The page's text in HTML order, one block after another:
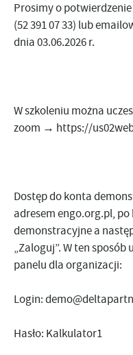
Prosimy o
(52 391 07 33) lub
dnia 03.06.2026 r.
W szkoleniu można
zoom → https://
Dostęp do konta
adresem engo.org.pl,
demonstracyjne a
„Zaloguj”. W ten
panelu dla organizacji:
Login:
Hasło: Kalkulator1